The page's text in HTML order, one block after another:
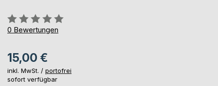
Bewertung::
0%
0 Bewertungen
15,00 €
inkl. MwSt. / portofrei
sofort verfügbar